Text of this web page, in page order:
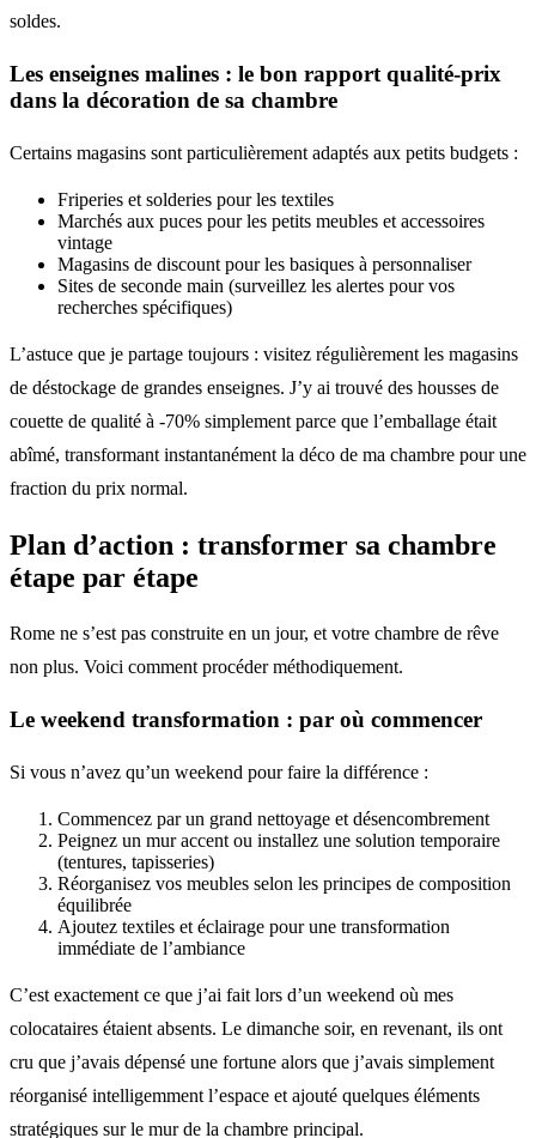
soldes.
Les enseignes malines : le bon rapport qualité-prix
dans la décoration de sa chambre
Certains magasins sont particulièrement adaptés aux petits budgets :
Friperies et solderies pour les textiles
Marchés aux puces pour les petits meubles et accessoires
vintage
Magasins de discount pour les basiques à personnaliser
Sites de seconde main (surveillez les alertes pour vos
recherches spécifiques)
L’astuce que je partage toujours : visitez régulièrement les magasins
de déstockage de grandes enseignes. J’y ai trouvé des housses de
couette de qualité à -70% simplement parce que l’emballage était
abîmé, transformant instantanément la déco de ma chambre pour une
fraction du prix normal.
Plan d’action : transformer sa chambre
étape par étape
Rome ne s’est pas construite en un jour, et votre chambre de rêve
non plus. Voici comment procéder méthodiquement.
Le weekend transformation : par où commencer
Si vous n’avez qu’un weekend pour faire la différence :
Commencez par un grand nettoyage et désencombrement
Peignez un mur accent ou installez une solution temporaire
(tentures, tapisseries)
Réorganisez vos meubles selon les principes de composition
équilibrée
Ajoutez textiles et éclairage pour une transformation
immédiate de l’ambiance
C’est exactement ce que j’ai fait lors d’un weekend où mes
colocataires étaient absents. Le dimanche soir, en revenant, ils ont
cru que j’avais dépensé une fortune alors que j’avais simplement
réorganisé intelligemment l’espace et ajouté quelques éléments
stratégiques sur le mur de la chambre principal.